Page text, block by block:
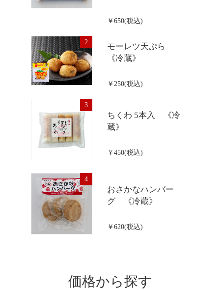
￥650(税込)
2
モーレツ天ぷら
《冷蔵》
￥250(税込)
3
ちくわ 5本入 《冷
蔵》
￥450(税込)
4
おさかなハンバー
グ 《冷蔵》
￥620(税込)
価格から探す